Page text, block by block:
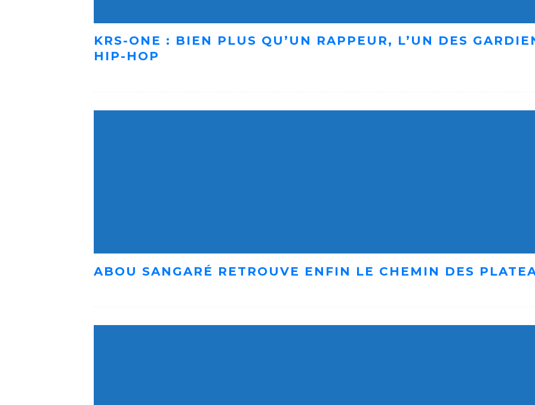
KRS-ONE : BIEN PLUS QU’UN RAPPEUR, L’UN DES
HIP-HOP
ABOU SANGARÉ RETROUVE ENFIN LE CHEMIN DES